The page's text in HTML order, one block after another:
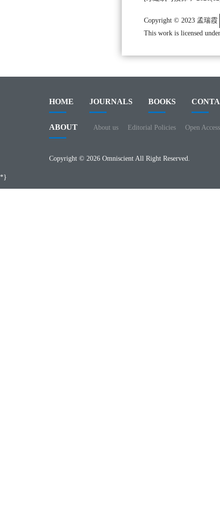
Copyright © 2023 孟瑞霞
This work is licensed
HOME JOURNALS BOOKS
ABOUT About us Editorial Policies Open
Copyright © 2026 Omniscient All Right Reserved.
*}